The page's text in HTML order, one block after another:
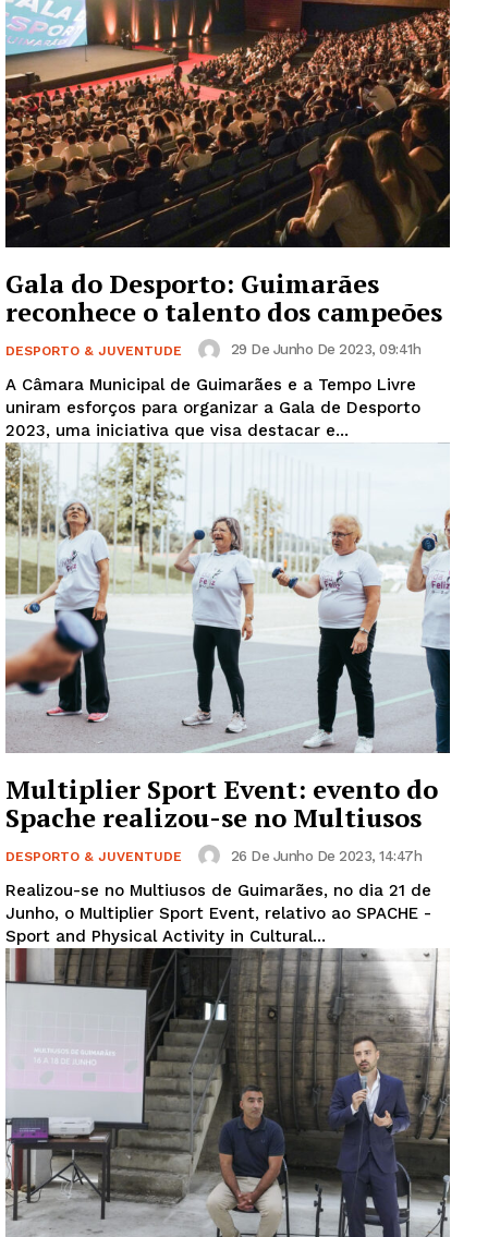
Guimarães, agora!
SUBSCREVA JÁ!
Gala do Desporto: Guimarães
reconhece o talento dos campeões
DESPORTO & JUVENTUDE 29 De Junho De 2023, 09:41h
A Câmara Municipal de Guimarães e a Tempo Livre
uniram esforços para organizar a Gala de Desporto
2023, uma iniciativa que visa destacar e...
Multiplier Sport Event: evento do
Spache realizou-se no Multiusos
DESPORTO & JUVENTUDE 26 De Junho De 2023, 14:47h
Realizou-se no Multiusos de Guimarães, no dia 21 de
Junho, o Multiplier Sport Event, relativo ao SPACHE -
Sport and Physical Activity in Cultural...